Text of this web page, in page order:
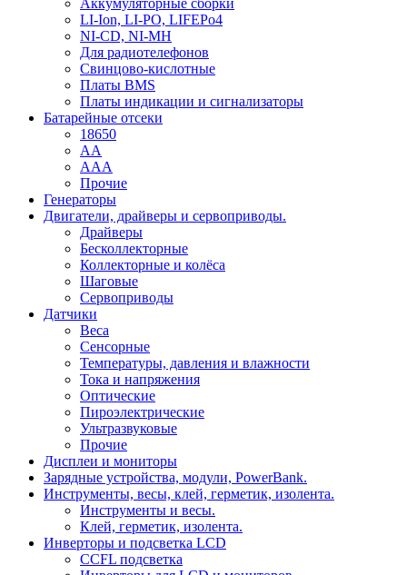
Аккумуляторные сборки
LI-Ion, LI-PO, LIFEPo4
NI-CD, NI-MH
Для радиотелефонов
Свинцово-кислотные
Платы BMS
Платы индикации и сигнализаторы
Батарейные отсеки
18650
AA
AAA
Прочие
Генераторы
Двигатели, драйверы и сервоприводы.
Драйверы
Бесколлекторные
Коллекторные и колёса
Шаговые
Сервоприводы
Датчики
Веса
Сенсорные
Температуры, давления и влажности
Тока и напряжения
Оптические
Пироэлектрические
Ультразвуковые
Прочие
Дисплеи и мониторы
Зарядные устройства, модули, PowerBank.
Инструменты, весы, клей, герметик, изолента.
Инструменты и весы.
Клей, герметик, изолента.
Инверторы и подсветка LCD
CCFL подсветка